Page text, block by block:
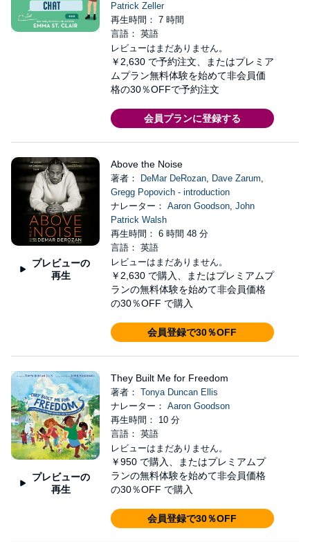
Patrick Zeller
再生時間： 7 時間
言語： 英語
レビューはまだありません。
￥2,630 で予約注文、またはプレミア
ムプラン無料体験を始めて非会員価
格の30％OFFで予約注文
会員プランに登録する
プレビューの
再生
Above the Noise
著者： DeMar DeRozan, Dave Zarum,
Gregg Popovich - introduction
ナレーター： Aaron Goodson, John
Patrick Walsh
再生時間： 6 時間 48 分
言語： 英語
レビューはまだありません。
￥2,630 で購入、またはプレミアムプ
ランの無料体験を始めて非会員価格
の30％OFF で購入
会員登録で30％OFF
プレビューの
再生
They Built Me for Freedom
著者： Tonya Duncan Ellis
ナレーター： Aaron Goodson
再生時間： 10 分
言語： 英語
レビューはまだありません。
￥950 で購入、またはプレミアムプ
ランの無料体験を始めて非会員価格
の30％OFF で購入
会員登録で30％OFF